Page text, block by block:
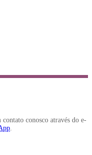
conosco através do e-
.